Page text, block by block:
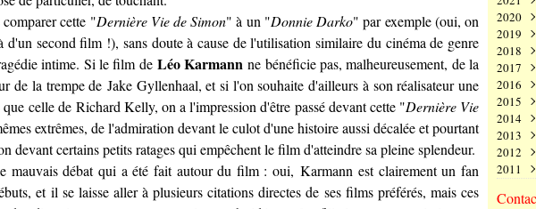
cette "Dernière Vie de Simon" à un "Donnie Darko" par exemple (oui, on
d'un second film !), sans doute à cause de l'utilisation similaire du cinéma de genre
intime. Si le film de Léo Karmann ne bénéficie pas, malheureusement, de la
de la trempe de Jake Gyllenhaal, et si l'on souhaite d'ailleurs à son réalisateur une
celle de Richard Kelly, on a l'impression d'être passé devant cette "Dernière Vie
extrêmes, de l'admiration devant le culot d'une histoire aussi décalée et pourtant
devant certains petits ratages qui empêchent le film d'atteindre sa pleine splendeur.
mauvais débat qui a été fait autour du film : oui, Karmann est clairement un fan
et il se laisse aller à plusieurs citations directes de ses films préférés, mais ces
Mars
Août
Juillet
Juin
Mai
Avril
Mars
Août
Juillet
Juin
Mai
Avril
Mars
Août
Juillet
Juin
Mai
Avril
Mars
Août
Juillet
Juin
Mai
Avril
Mars
Août
Juillet
Juin
Mai
Avril
Mars
2020
Août
Juillet
Juin
Mai
Avril
2019
Août
Juillet
Juin
Mai
2018
Août
Juillet
Juin
2017
Août
Juillet
Mai
2016
Août
Juin
2015
2014
2013
2012
2011